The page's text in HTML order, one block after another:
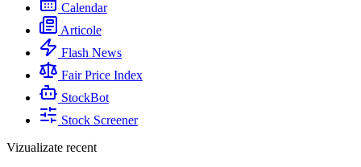
Calendar
Articole
Flash News
Fair Price Index
StockBot
Stock Screener
Vizualizate recent